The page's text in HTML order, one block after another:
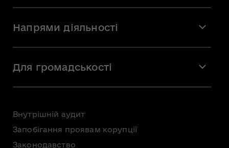
Команда
Вакансії
Напрями діяльності
Мистецька освіта
Для громадськості
Внутрішній аудит
Запобігання проявам корупції
Законодавство